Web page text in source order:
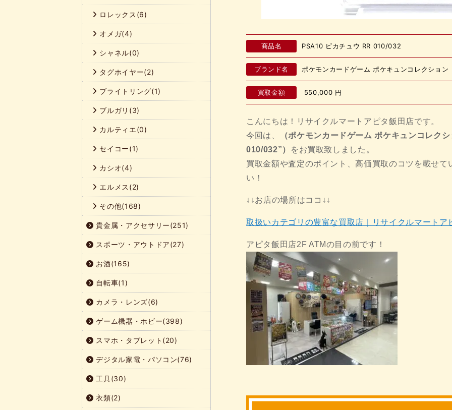
商品名 PSA10 ピカチュウ RR 010/032
ブランド名 ポケモンカードゲーム ポケキュンコレクション
買取金額 550,000 円
こんにちは！リサイクルマートアピタ飯田店です。
今回は、
（ポケモンカードゲーム ポケキュンコレク
010/032”）
をお買取致しました。
買取金額や査定のポイント、高価買取のコツを載せ
い！
↓↓お店の場所はココ↓↓
取扱いカテゴリの豊富な買取店｜リサイクルマートア
アピタ飯田店2F ATMの目の前です！
ロレックス(6)
オメガ(4)
シャネル(0)
タグホイヤー(2)
ブライトリング(1)
ブルガリ(3)
カルティエ(0)
セイコー(1)
カシオ(4)
エルメス(2)
その他(168)
貴金属・アクセサリー(251)
スポーツ・アウトドア(27)
お酒(165)
自転車(1)
カメラ・レンズ(6)
ゲーム機器・ホビー(398)
スマホ・タブレット(20)
デジタル家電・パソコン(76)
工具(30)
衣類(2)